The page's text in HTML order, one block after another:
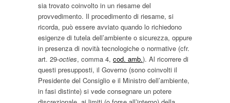
sia trovato coinvolto in un riesame del
provvedimento. Il procedimento di riesame, si
ricorda, può essere avviato quando lo richiedono
esigenze di tutela dell’ambiente o sicurezza, oppure
in presenza di novità tecnologiche o normative (cfr.
art. 29-octies, comma 4, cod. amb.). Al ricorrere di
questi presupposti, il Governo (sono coinvolti il
Presidente del Consiglio e il Ministro dell’ambiente,
in fasi distinte) si vede consegnare un potere